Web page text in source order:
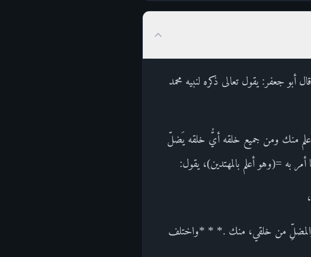
في تأويل قوله تعالى : إِنَّ رَبَّكَ هُوَ أَعْلَمُ مَنْ يَضِلُّ عَنْ سَبِيلِهِ وَهُوَ أَعْلَمُ بِالْمُهْتَدِينَ (117)قال أبو جعفر: يقول تعالى ذكره لنبيه محمد
أعلم منك ومن جميع خلقه أيُّ خلقه يَضلّ
به =(وهو أعلم بالمهتدين)، يقول:
والمضلِّ من خلقي، منك .* * *واختلف